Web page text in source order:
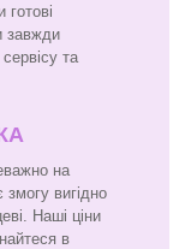
готові
завжди
та
на
вигідно
Наші ціни
в